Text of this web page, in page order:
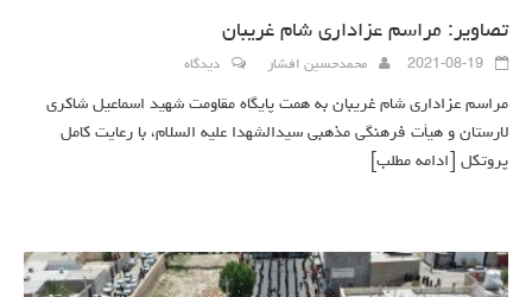
تصاویر: مراسم عزاداری شام غریبان
2021-08-19 محمدحسین افشار دیدگاه
مراسم عزاداری شام غریبان به همت پایگاه مقاومت شهید اسماعیل شاکری
لارستان و هیأت فرهنگی مذهبی سیدالشهدا علیه السلام، با رعایت کامل
پروتکل
[ادامه مطلب]